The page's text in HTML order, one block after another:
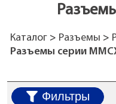
Каталог> Разъемы >
Разъемы серии
Фильтры